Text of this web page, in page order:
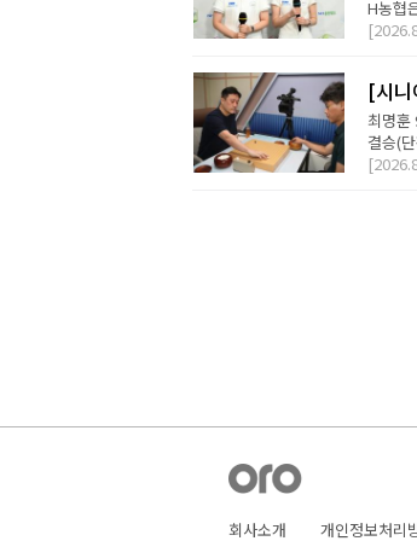
H농협
[시
최명훈
결승(
회사소개 개인정보처리